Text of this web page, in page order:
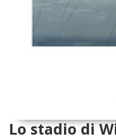
Lo stadio di